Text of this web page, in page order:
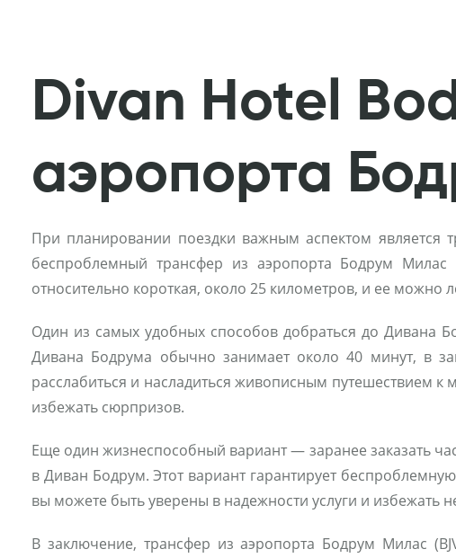
Divan Hotel
аэропорта
При планировании поездки важным аспектом является
беспроблемный трансфер из аэропорта Бодрум
относительно короткая, около 25 километров, и ее можно
Один из самых удобных способов добраться до Дивана
Дивана Бодрума обычно занимает около 40 минут, в
расслабиться и насладиться живописным путешествием к
избежать сюрпризов.
Еще один жизнеспособный вариант — заранее заказать
в Диван Бодрум. Этот вариант гарантирует
вы можете быть уверены в надежности услуги и избежать
В заключение, трансфер из аэропорта Бодрум Милас